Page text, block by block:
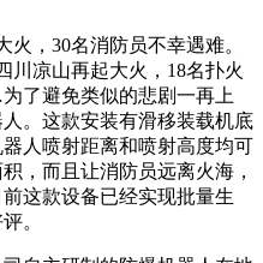
，30名消防员不幸遇难。
川凉山再起大火，18名扑火
了避免类似的悲剧一再上
。这款安装有滑移装载机底
人喷射距离和喷射高度均可
，而且让消防员远离火海，
这款设备已经实现批量生
。